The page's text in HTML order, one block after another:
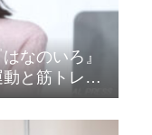
なのいろ』
と筋トレを